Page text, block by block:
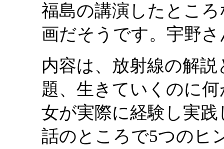
福島の講演したとこ
画だそうです。宇野
内容は、放射線の解
題、生きていくのに
女が実際に経験し実
話のところで5つのヒ